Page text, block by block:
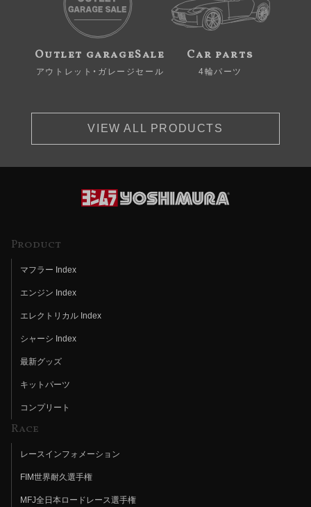
Outlet garageSale
アウトレット・ガレージセール
Car parts
4輪パーツ
VIEW ALL PRODUCTS
Product
マフラー Index
エンジン Index
エレクトリカル Index
シャーシ Index
最新グッズ
キットパーツ
コンプリート
Race
レースインフォメーション
FIM世界耐久選手権
MFJ全日本ロードレース選手権